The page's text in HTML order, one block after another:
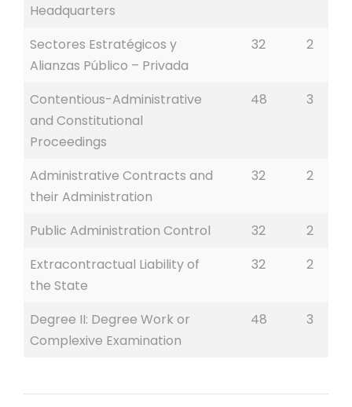
Headquarters
Sectores Estratégicos y
Alianzas Público – Privada
32 2
Contentious-Administrative
and Constitutional
Proceedings
48 3
Administrative Contracts and
their Administration
32 2
Public Administration Control 32
2
Extracontractual Liability of
the State
32 2
Degree II: Degree Work or
Complexive Examination
48 3